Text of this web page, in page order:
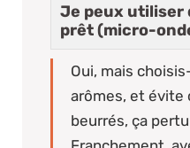
Je peux utiliser
prêt (micro-
Oui, mais
arômes, et évite
beurrés, ça